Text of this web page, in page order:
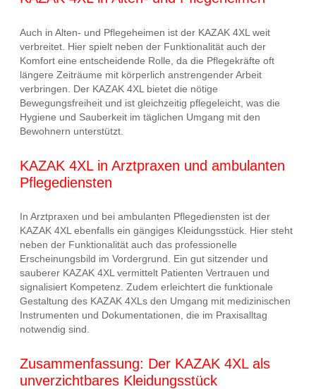
Auch in Alten- und Pflegeheimen ist der KAZAK 4XL weit
verbreitet. Hier spielt neben der Funktionalität auch der
Komfort eine entscheidende Rolle, da die Pflegekräfte oft
längere Zeiträume mit körperlich anstrengender Arbeit
verbringen. Der KAZAK 4XL bietet die nötige
Bewegungsfreiheit und ist gleichzeitig pflegeleicht, was die
Hygiene und Sauberkeit im täglichen Umgang mit den
Bewohnern unterstützt.
KAZAK 4XL in Arztpraxen und ambulanten
Pflegediensten
In Arztpraxen und bei ambulanten Pflegediensten ist der
KAZAK 4XL ebenfalls ein gängiges Kleidungsstück. Hier steht
neben der Funktionalität auch das professionelle
Erscheinungsbild im Vordergrund. Ein gut sitzender und
sauberer KAZAK 4XL vermittelt Patienten Vertrauen und
signalisiert Kompetenz. Zudem erleichtert die funktionale
Gestaltung des KAZAK 4XLs den Umgang mit medizinischen
Instrumenten und Dokumentationen, die im Praxisalltag
notwendig sind.
Zusammenfassung: Der KAZAK 4XL als
unverzichtbares Kleidungsstück